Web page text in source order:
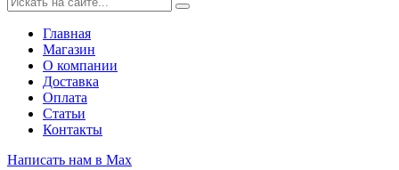
Главная
Магазин
О компании
Доставка
Оплата
Статьи
Контакты
Написать нам в Max